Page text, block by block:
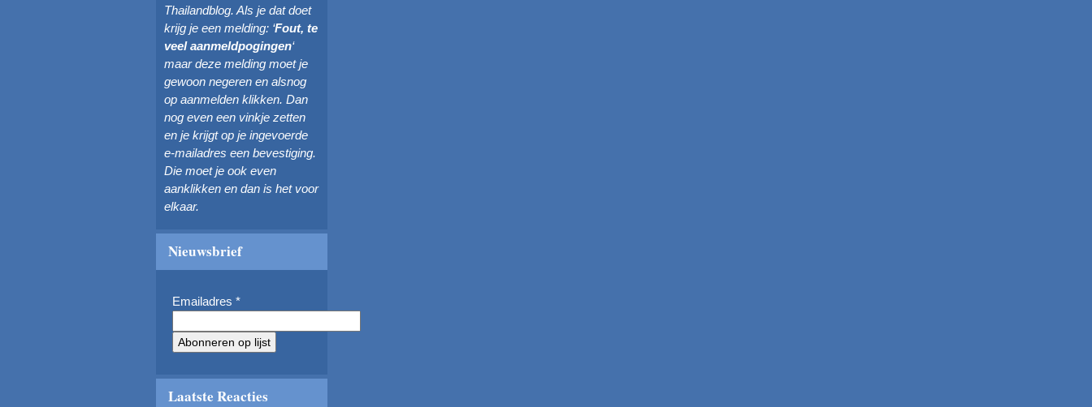
Thailandblog. Als je dat doet
krijg je een melding: ‘Fout, te
veel aanmeldpogingen‘
maar deze melding moet je
gewoon negeren en alsnog
op aanmelden klikken. Dan
nog even een vinkje zetten
en je krijgt op je ingevoerde
e-mailadres een bevestiging.
Die moet je ook even
aanklikken en dan is het voor
elkaar.
Nieuwsbrief
Emailadres *
Laatste Reacties